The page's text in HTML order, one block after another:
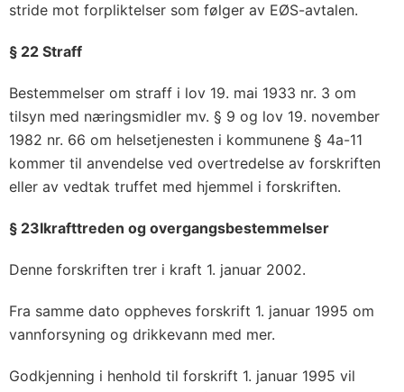
stride mot forpliktelser som følger av EØS-avtalen.
§ 22 Straff
Bestemmelser om straff i lov 19. mai 1933 nr. 3 om
tilsyn med næringsmidler mv. § 9 og lov 19. november
1982 nr. 66 om helsetjenesten i kommunene § 4a-11
kommer til anvendelse ved overtredelse av forskriften
eller av vedtak truffet med hjemmel i forskriften.
§ 23Ikrafttreden og overgangsbestemmelser
Denne forskriften trer i kraft 1. januar 2002.
Fra samme dato oppheves forskrift 1. januar 1995 om
vannforsyning og drikkevann med mer.
Godkjenning i henhold til forskrift 1. januar 1995 vil